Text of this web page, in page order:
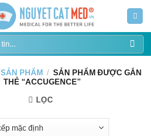
SẢN PHẨM / SẢN PHẨM ĐƯỢC GẮN
THẺ “ACCUGENCE”
LỌC